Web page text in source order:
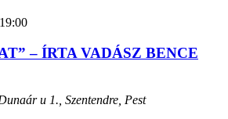
19:00
– ÍRTA VADÁSZ BENCE
u 1., Szentendre, Pest